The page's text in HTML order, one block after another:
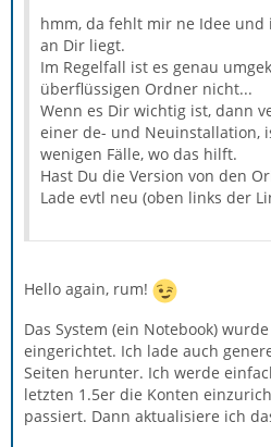
hmm, da fehlt mir ne Idee und
an Dir liegt.
Im Regelfall ist es genau
überflüssigen Ordner nicht...
Wenn es Dir wichtig ist, dann
einer de- und Neuinstallation,
wenigen Fälle, wo das hilft.
Hast Du die Version von den
Lade evtl neu (oben links der
Hello again, rum!
Das System (ein Notebook)
eingerichtet. Ich lade auch
Seiten herunter. Ich werde
letzten 1.5er die Konten
passiert. Dann aktualisiere ich